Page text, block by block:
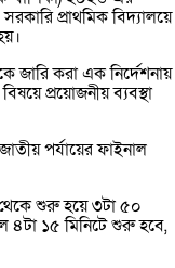
প্রাথমিক বিদ্যালয়ে
জারি করা এক নির্দেশনায়
প্রয়োজনীয় ব্যবস্থা
পর্যায়ের ফাইনাল
শুরু হয়ে ৩টা ৫০
৪টা ১৫ মিনিটে শুরু হবে,